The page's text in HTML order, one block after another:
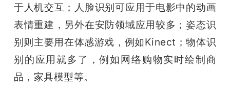
于人机交互；人脸识别可应用于电影中的动画
表情重建，另外在安防领域应用较多；姿态识
别则主要用在体感游戏，例如Kinect；物体识
别的应用就多了，例如网络购物实时绘制商
品，家具模型等。